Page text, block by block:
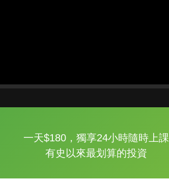
一天$180，獨享24小時隨時上課
有史以來最划算的投資
的品牌故事